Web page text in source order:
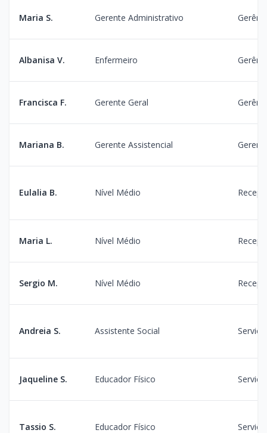
Maria S. Gerente Administrativo
Albanisa V. Enfermeiro
Francisca F. Gerente Geral
Mariana B. Gerente Assistencial
Eulalia B. Nível Médio
Maria L. Nível Médio
Sergio M. Nível Médio
Andreia S. Assistente Social
Jaqueline S. Educador Físico
Tassio S. Educador Físico